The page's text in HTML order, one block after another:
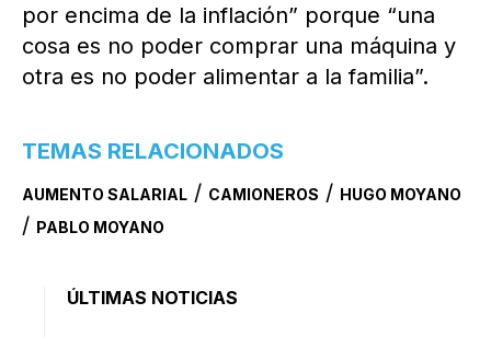
por encima de la inflación” porque “una
cosa es no poder comprar una máquina y
otra es no poder alimentar a la familia”.
TEMAS RELACIONADOS
AUMENTO SALARIAL / CAMIONEROS / HUGO MOYANO
/ PABLO MOYANO
ÚLTIMAS NOTICIAS